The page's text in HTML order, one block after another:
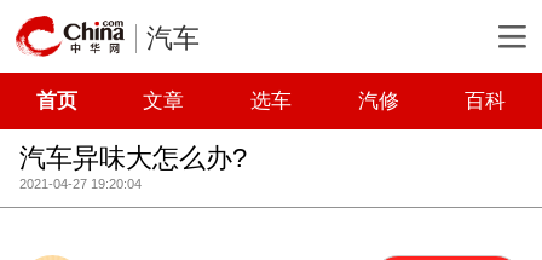
汽车
首页 文章 选车 汽修 百科
汽车异味大怎么办?
2021-04-27 19:20:04